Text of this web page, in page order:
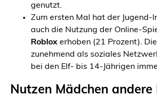
genutzt.
Zum ersten Mal hat der Jugend-
auch die Nutzung der Online-
Roblox erhoben (21 Prozent).
zunehmend als soziales
bei den Elf- bis 14-Jährigen
Nutzen Mädchen andere